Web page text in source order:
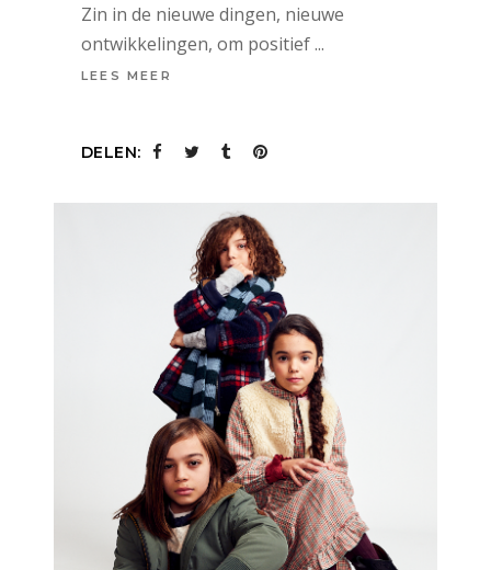
Zin in de nieuwe dingen, nieuwe
ontwikkelingen, om positief
LEES MEER
DELEN: